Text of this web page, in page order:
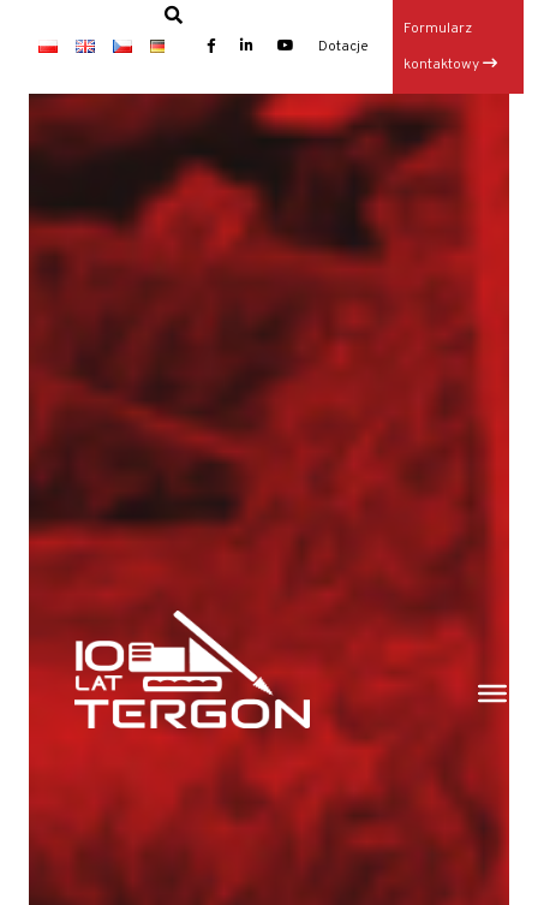
Dotacje
Formularz
kontaktowy×
Baza TERGON w dniu 14 lipca 2026
Wynajem maszyn
Jubileusz: 20-lecie KONKRET i 10-lecie TERGON
Galeria z otwarcia Bazy Sprzętu TERGON
Nasz najnowszy folder
Strona główna
Aktualności
Dotacje
Kariera
Młodszy mechanik / Serwisant maszyn
Młodszy specjalista ds. bazy sprzętowej (K/M)
Praktyki (K/M) w Tergon!
Mechanik / serwisant (K/M)